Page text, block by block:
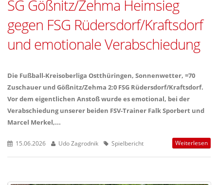
SG Gößnitz/Zehma Heimsieg
gegen FSG Rüdersdorf/Kraftsdorf
und emotionale Verabschiedung
Die Fußball-Kreisoberliga Ostthüringen, Sonnenwetter, =70
Zuschauer und Gößnitz/Zehma 2:0 FSG Rüdersdorf/Kraftsdorf.
Vor dem eigentlichen Anstoß wurde es emotional, bei der
Verabschiedung unserer beiden FSV-Trainer Falk Sporbert und
Marcel Merkel,...
15.06.2026 Udo Zagrodnik Spielbericht Weiterlesen